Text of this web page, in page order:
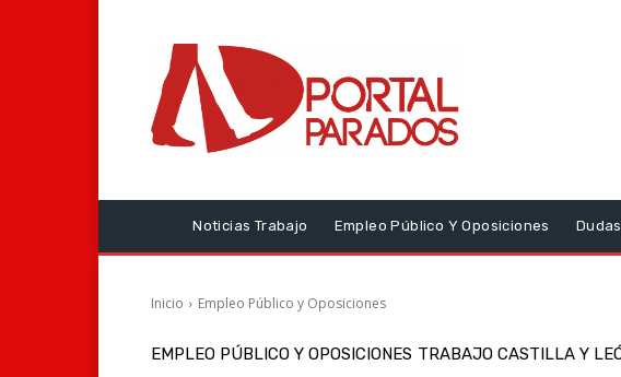
Noticias Trabajo Empleo Público Y Oposiciones Dudas
Inicio Empleo Público y Oposiciones
EMPLEO PÚBLICO Y OPOSICIONES TRABAJO CASTILLA Y